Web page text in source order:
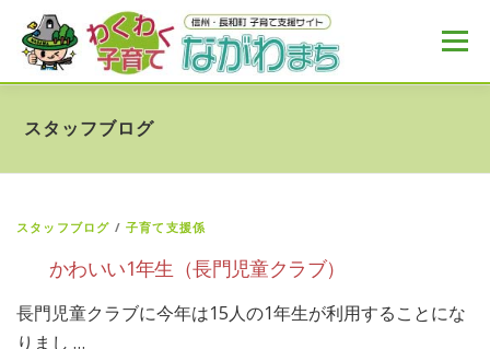
メニュー
HOME MENU
スタッフブログ
スタッフブログ /子育て支援係
かわいい1年生（長門児童クラブ）
長門児童クラブに今年は15人の1年生が利用することにな
りまし …